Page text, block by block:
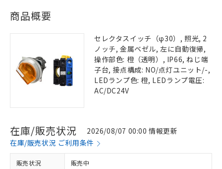
商品概要
セレクタスイッチ（φ30）, 照光, 2
ノッチ, 金属ベゼル, 左に自動復帰,
操作部色: 橙（透明）, IP66, ねじ端
子台, 接点構成: NO/点灯ユニット/-,
LEDランプ色: 橙, LEDランプ電圧:
AC/DC24V
在庫/販売状況
2026/08/07 00:00 情報更新
在庫/販売状況 ご利用条件
販売状況 販売中